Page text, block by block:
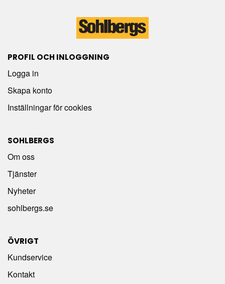
PROFIL OCH INLOGGNING
Logga in
Skapa konto
Inställningar för cookies
SOHLBERGS
Om oss
Tjänster
Nyheter
sohlbergs.se
ÖVRIGT
Kundservice
Kontakt